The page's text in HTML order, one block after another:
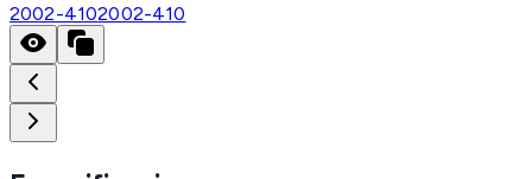
2002-4102002-410